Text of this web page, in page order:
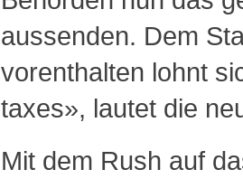
aussenden. Dem
vorenthalten lohnt
taxes», lautet die
Mit dem Rush auf